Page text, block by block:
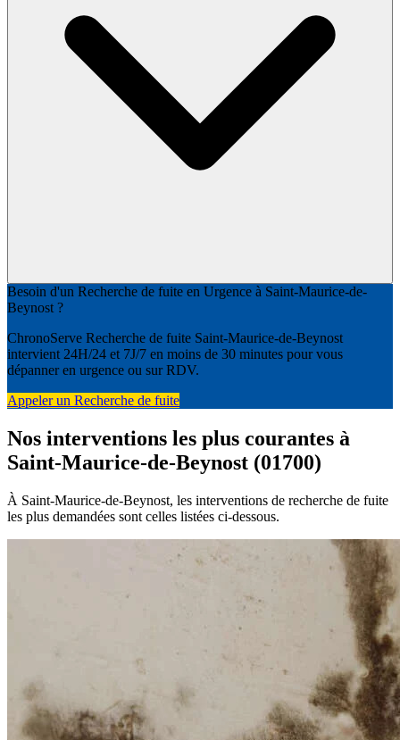
Besoin d'un Recherche de fuite en Urgence à Saint-Maurice-de-
Beynost ?
ChronoServe Recherche de fuite Saint-Maurice-de-Beynost
intervient 24H/24 et 7J/7 en moins de 30 minutes pour vous
dépanner en urgence ou sur RDV.
Appeler un Recherche de fuite
Nos interventions les plus courantes à
Saint-Maurice-de-Beynost (01700)
À Saint-Maurice-de-Beynost, les interventions de recherche de fuite
les plus demandées sont celles listées ci-dessous.